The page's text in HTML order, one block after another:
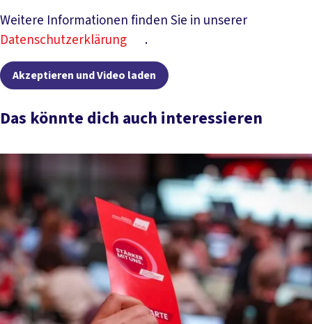
Weitere Informationen finden Sie in unserer
Datenschutzerklärung
.
Akzeptieren und Video laden
Das könnte dich auch interessieren